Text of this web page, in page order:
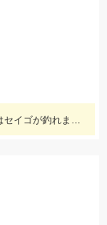
朝や夕方はサッパ・アジがよく釣れて、日中はセイゴが釣れます！